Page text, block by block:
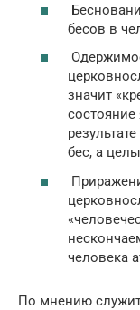
бесов в
значит
состояние
бес, а
человека
По мнению